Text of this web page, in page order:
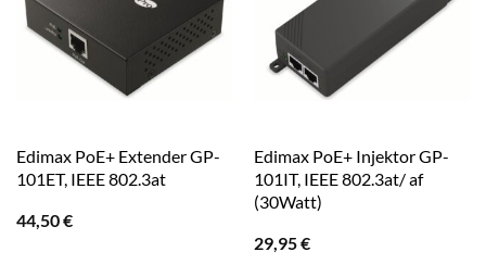
Edimax PoE+ Extender GP-
101ET, IEEE 802.3at
44,50€
Edimax PoE+ Injektor GP-
101IT, IEEE 802.3at/ af
(30Watt)
29,95€